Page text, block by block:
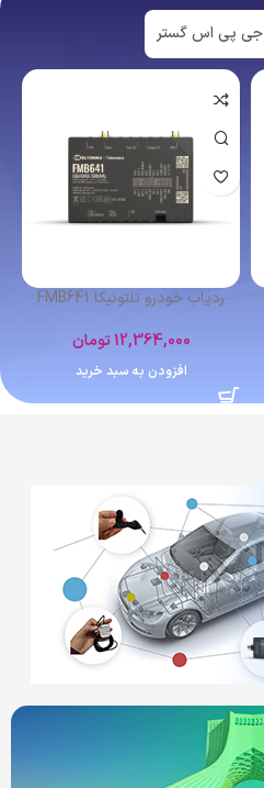
جی پی اس گستر
ردیاب خودرو تلتونیکا FMB641
12,364,000تومان
افزودن به سبد خرید